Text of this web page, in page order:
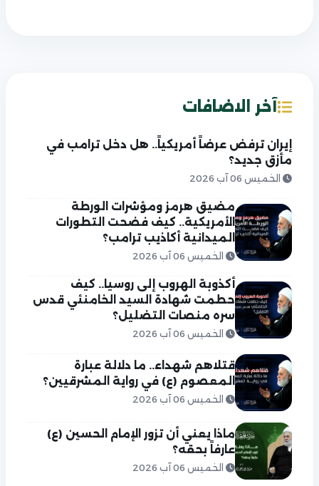
آخر الاضافات
إيران ترفض عرضاً أمريكياً.. هل دخل ترامب في
مأزق جديد؟
الخميس 06 آب 2026
مضيق هرمز ومؤشرات الورطة
الأمريكية.. كيف فضحت التطورات
الميدانية أكاذيب ترامب؟
الخميس 06 آب 2026
أكذوبة الهروب إلى روسيا.. كيف
حطمت شهادة السيد الخامنئي قدس
سره منصات التضليل؟
الخميس 06 آب 2026
قتلاهم شهداء.. ما دلالة عبارة
المعصوم (ع) في رواية المشرقيين؟
الخميس 06 آب 2026
ماذا يعني أن تزور الإمام الحسين (ع)
عارفاً بحقه؟
الخميس 06 آب 2026